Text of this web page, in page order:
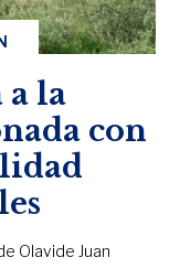
a la
con
Olavide Juan